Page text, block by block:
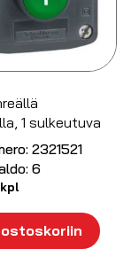
1 sulkeutuva
2321521
6